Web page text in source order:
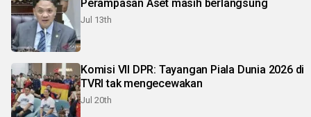
Perampasan Aset masih berlangsung
Jul 13th
Komisi VII DPR: Tayangan Piala Dunia 2026 di
TVRI tak mengecewakan
Jul 20th